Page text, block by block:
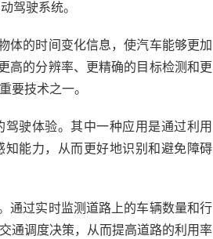
驾驶系统。
体的时间变化信息，使汽车能够更加
高的分辨率、更精确的目标检测和更
要技术之一。
驶体验。其中一种应用是通过利用
能力，从而更好地识别和避免障碍
通过实时监测道路上的车辆数量和行
通调度决策，从而提高道路的利用率